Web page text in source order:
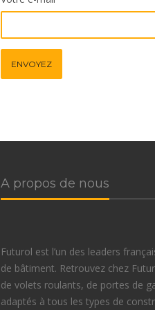
A propos de nous
Futurol est l’un des leaders
de bâtiment. Retrouvez chez
de volets roulants, de portes de
adaptés à tous les types de